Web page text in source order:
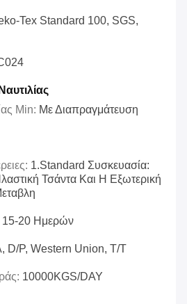
Tex Standard 100, SGS,
Min: Με Διαπραγμάτευση
1.Standard Συσκευασία:
Τσάντα Και Η Εξωτερική
15-20 Ημερών
D/P, Western Union, T/T
10000KGS/DAY